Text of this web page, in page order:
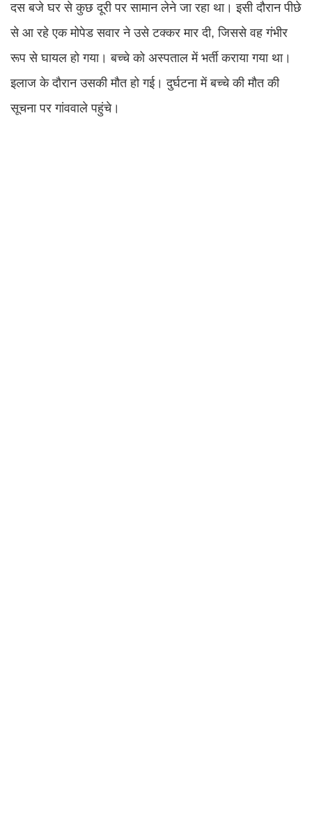
दस बजे घर से कुछ दूरी पर सामान लेने जा रहा था। इसी दौरान पीछे
से आ रहे एक मोपेड सवार ने उसे टक्कर मार दी, जिससे वह गंभीर
रूप से घायल हो गया। बच्चे को अस्पताल में भर्ती कराया गया था।
इलाज के दौरान उसकी मौत हो गई। दुर्घटना में बच्चे की मौत की
सूचना पर गांववाले पहुंचे।